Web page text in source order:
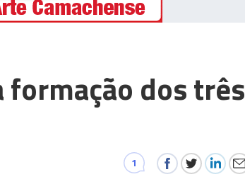
formação dos três
1